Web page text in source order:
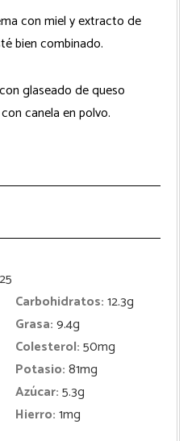
con miel y extracto de
bien combinado.
glaseado de queso
canela en polvo.
Carbohidratos:12.3g
Grasa:9.4g
Colesterol:50mg
Potasio:81mg
Azúcar:5.3g
Hierro:1mg